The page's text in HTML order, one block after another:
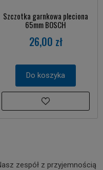
Szczotka garnkowa pleciona
65mm BOSCH
26,00 zł
Do koszyka
zespół z przyjemnością